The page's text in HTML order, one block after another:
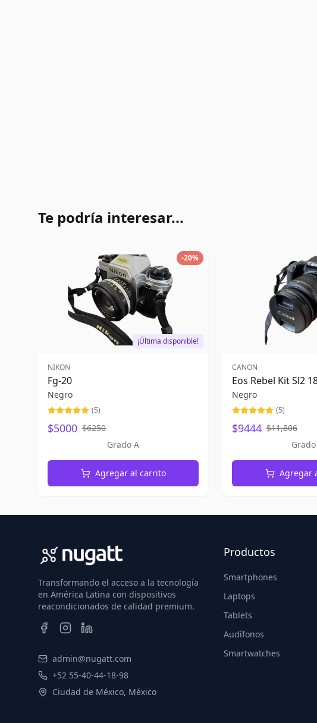
Te podría interesar...
-20%
¡Última disponible!
NIKON
Fg-20
Negro
(5)
$5000 $6250
Grado A
Agregar al carrito
CANON
Eos Rebel Kit Sl2
Negro
(5)
$9444 $11,806
Agregar
Transformando el acceso a la tecnología
en América Latina con dispositivos
reacondicionados de calidad premium.
admin@nugatt.com
+52 55-40-44-18-98
Ciudad de México, México
Productos
Smartphones
Laptops
Tablets
Audífonos
Smartwatches